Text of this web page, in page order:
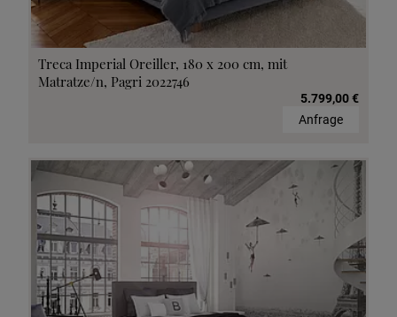
Treca Imperial Oreiller, 180 x 200 cm, mit
Matratze/n, Pagri 2022746
5.799,00 €
Anfrage